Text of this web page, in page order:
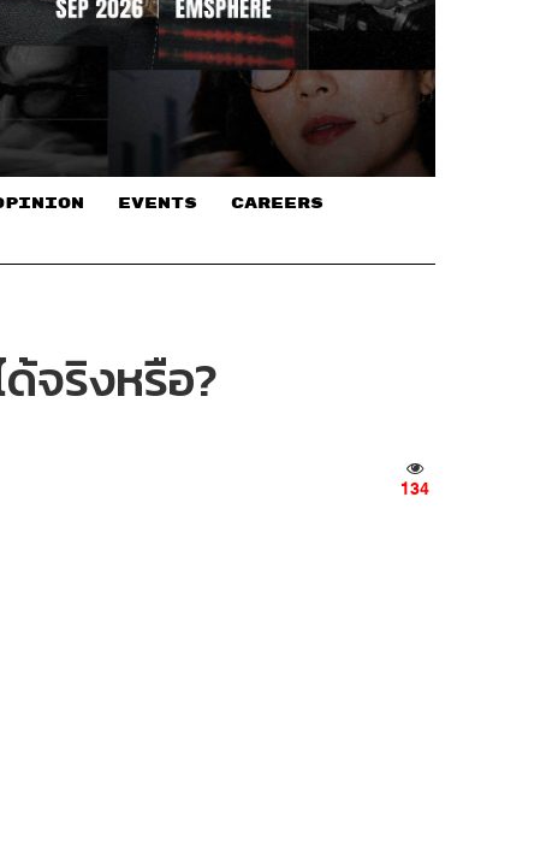
EVENTS CAREERS
จริงหรือ?
134